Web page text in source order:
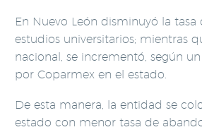
En Nuevo León disminuyó la
estudios universitarios; mientras
nacional, se incrementó, según
por Coparmex en el estado.
De esta manera, la entidad se
estado con menor tasa de